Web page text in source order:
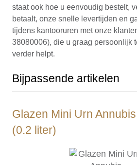
staat ook hoe u eenvoudig bestelt,
betaalt, onze snelle levertijden en
tijdens kantooruren met onze
38080006), die u graag persoonlijk
verder helpt.
Bijpassende artikelen
Glazen Mini Urn
(0.2 liter)